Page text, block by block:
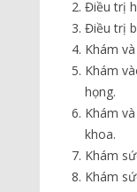
Điều trị
Điều trị
Khám
Khám
họng.
Khám
khoa.
Khám
Khám